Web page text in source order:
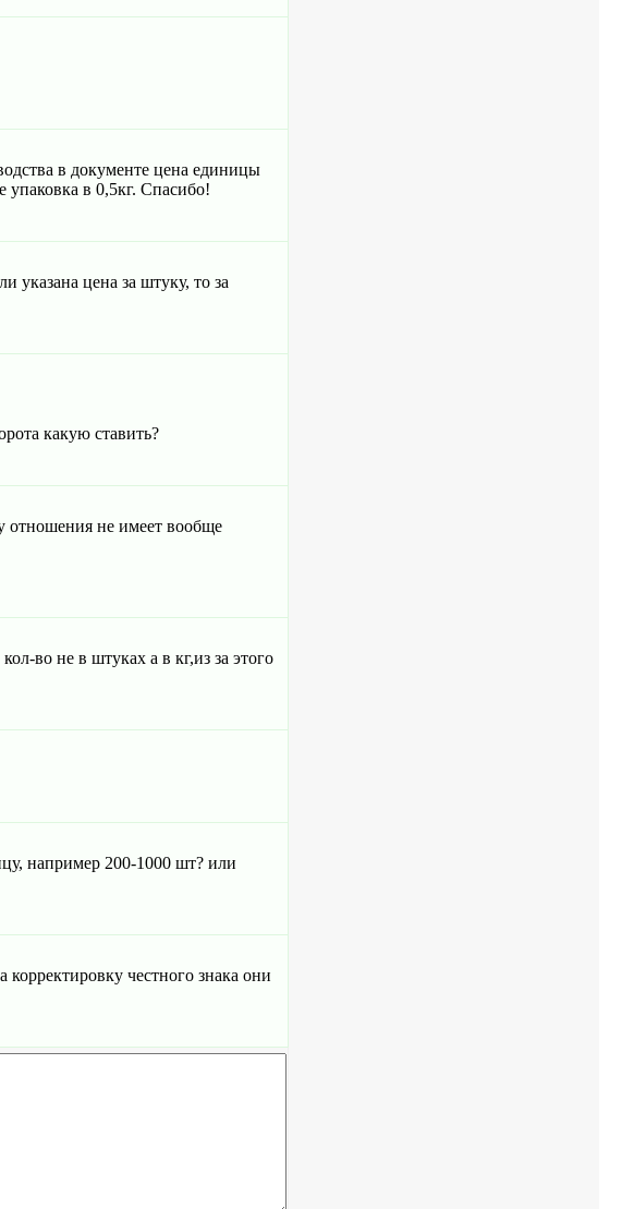
в документе цена единицы
упаковка в 0,5кг. Спасибо!
указана цена за штуку, то за
какую ставить?
отношения не имеет вообще
во не в штуках а в кг,из за этого
например 200-1000 шт? или
честного знака они